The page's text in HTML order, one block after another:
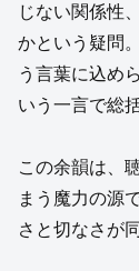
じない関係性
かという疑問
う言葉に込め
いう一言で総
この余韻は、
まう魔力の源
さと切なさが